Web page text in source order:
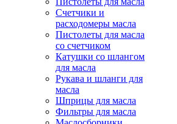
Счетчики и
расходомеры масла
Пистолеты для масла
со счетчиком
Катушки со шлангом
для масла
Рукава и шланги для
масла
Шприцы для масла
Фильтры для масла